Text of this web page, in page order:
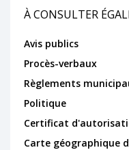
À CONSULTER
Avis publics
Procès-verbaux
Règlements
Politique
Certificat
Carte géographique